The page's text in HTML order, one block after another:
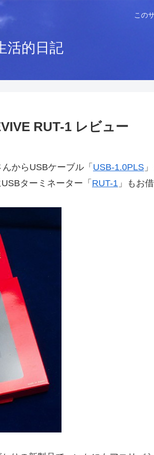
このサ
活的日記
RUT-1 レビュー
んからUSBケーブル「 USB-1.0PLS
ターミネーター「 RUT-1 」もお